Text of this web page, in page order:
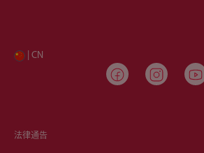
| CN
法律通告